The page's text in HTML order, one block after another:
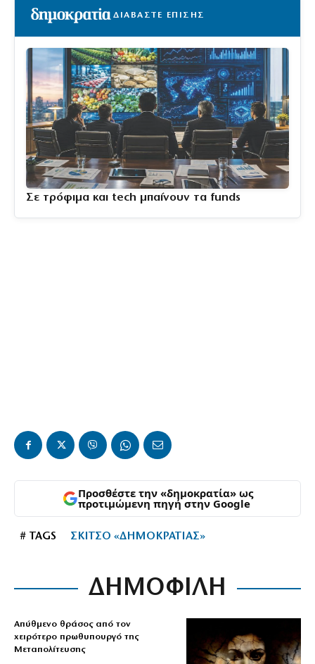
ΔΙΑΒΑΣΤΕ ΕΠΙΣΗΣ
Σε τρόφιμα και tech μπαίνουν τα funds
Προσθέστε την «δημοκρατία» ως
προτιμώμενη πηγή στην Google
# TAGS ΣΚΙΤΣΟ «ΔΗΜΟΚΡΑΤΙΑΣ»
ΔΗΜΟΦΙΛΗ
Απύθμενο θράσος από τον
χειρότερο πρωθυπουργό της
Μεταπολίτευσης